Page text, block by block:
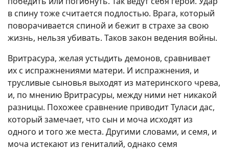
в спину тоже считается подлостью. Врага, который
поворачивается спиной и бежит в страхе за свою
жизнь, нельзя убивать. Таков закон ведения войны.
Вритрасура, желая устыдить демонов, сравнивает
их с испражнениями матери. И испражнения, и
трусливые сыновья выходят из материнского чрева,
и, по мнению Вритрасуры, между ними нет никакой
разницы. Похожее сравнение приводит Туласи дас,
который замечает, что сын и моча исходят из
одного и того же места. Другими словами, и семя, и
моча истекают из гениталий, однако семя